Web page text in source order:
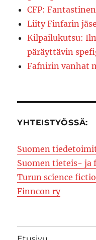
CFP:
Liity Finfarin
Kilpailukutsu:
päräyttävin
Fafnirin vanhat
YHTEISTYÖSSÄ:
Suomen
Suomen tieteis-
Turun science
Finncon ry